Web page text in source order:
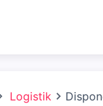
Logistik